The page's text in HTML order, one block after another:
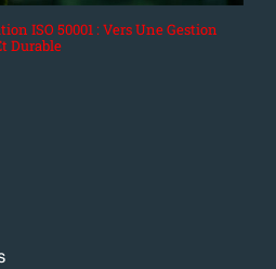
ISO 50001 : Vers Une Gestion
Durable